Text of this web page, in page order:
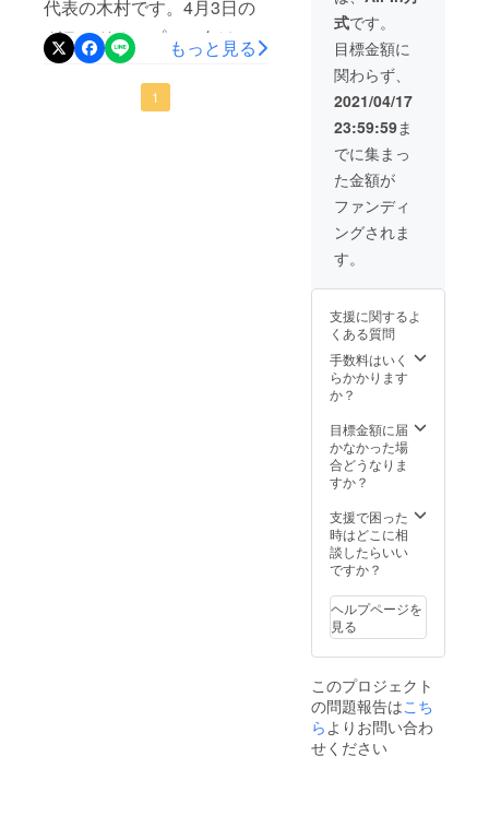
代表の木村です。4月3日の
グランドオープンに向け
て、日々着々と準備をして
おります。昨日は、野呂団
もっと見る
1
ジはも
ちろ
ん、看
板、メ
ディア
等に掲
載され
た際に
つけて
いただ
いたお
名前が
露出さ
れま
ングラ
有効期
間は１
年間で
す。 ※
お打ち
にてお
名前の
決定が
できれ
いま
す。
式です。
目標金額に
関わらず、
2021/04/17
23:59:59ま
でに集まっ
た金額が
ファンディ
ングされま
す。
支援に関するよ
くある質問
手数料はいく
らかかります
か？
目標金額に届
かなかった場
合どうなりま
すか？
支援で困った
時はどこに相
談したらいい
ですか？
ヘルプページを
見る
このプロジェクト
の問題報告はこち
ら よりお問い合わ
せください